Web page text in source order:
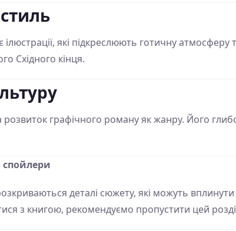
ілюстрації, які підкреслюють готичну
Східного кінця.
графічного роману як жанру. Його
деталі сюжету, які можуть
з книгою, рекомендуємо пропустити цей